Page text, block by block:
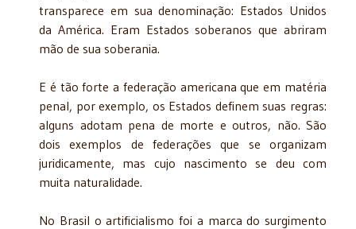
transparece em sua denominação: Estados Unidos
da América. Eram Estados soberanos que abriram
mão de sua soberania.
E é tão forte a federação americana que em matéria
penal, por exemplo, os Estados definem suas regras:
alguns adotam pena de morte e outros, não. São
dois exemplos de federações que se organizam
juridicamente, mas cujo nascimento se deu com
muita naturalidade.
No Brasil o artificialismo foi a marca do surgimento